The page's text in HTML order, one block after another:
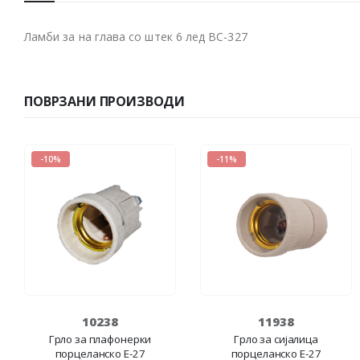
Ламби за на глава со штек 6 лед BC-327
ПОВРЗАНИ ПРОИЗВОДИ
-10%
10238
Грло за плафонерки
порцеланско E-27
-11%
11938
Грло за сијалица
порцеланско E-27